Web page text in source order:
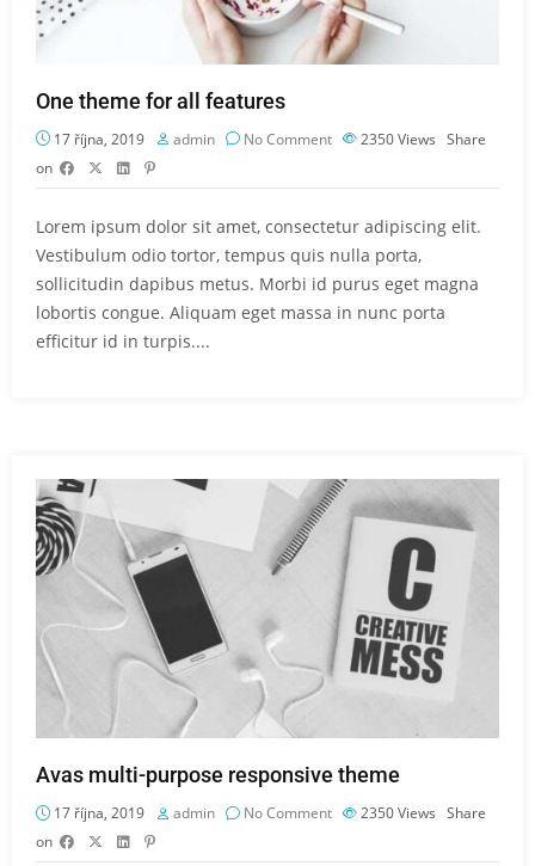
One theme for all features
17 října, 2019 admin No Comment 2350Views Share
on
Lorem ipsum dolor sit amet, consectetur adipiscing elit.
Vestibulum odio tortor, tempus quis nulla porta,
sollicitudin dapibus metus. Morbi id purus eget magna
lobortis congue. Aliquam eget massa in nunc porta
efficitur id in turpis....
Avas multi-purpose responsive theme
17 října, 2019 admin No Comment 2350Views Share
on